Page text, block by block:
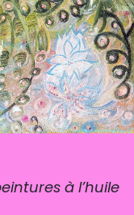
à l’huile